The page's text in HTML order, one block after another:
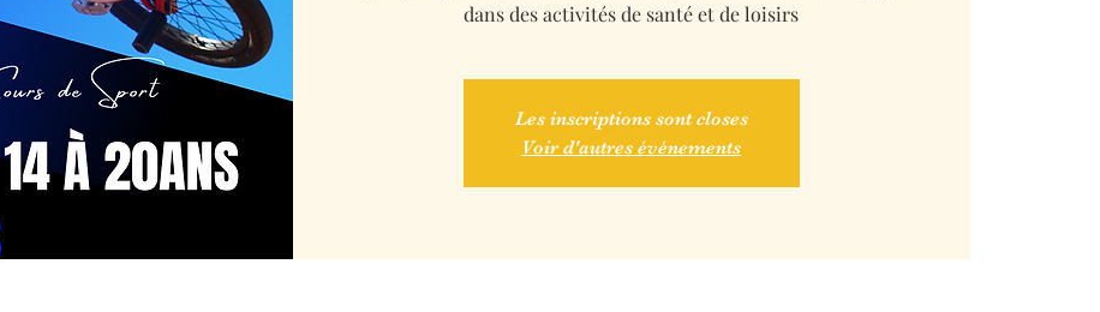
dans des activités de santé et de loisirs
Les inscriptions sont closes
Voir d'autres événements